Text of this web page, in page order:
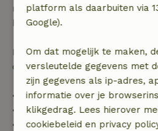
recht op volledige
boekingsbedrag.
Daarna krijg je een deel van de
de borg terugbetaald:
• tot 42 dagen voor aankomst:
• 42–28 dagen voor aankomst:
• 28 dagen tot de
platform als daarbuiten via
Google).
Om dat mogelijk te maken,
versleutelde gegevens met
zijn gegevens als ip-adres,
informatie over je
klikgedrag. Lees hierover
cookiebeleid en privacy